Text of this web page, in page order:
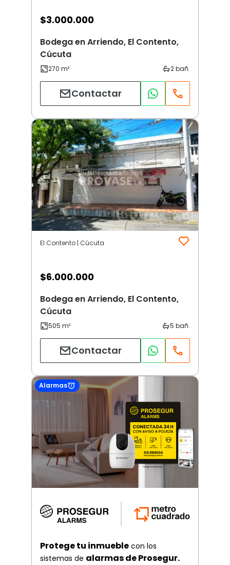
$3.000.000
Bodega en Arriendo, El Contento,
Cúcuta
Contactar
El Contento | Cúcuta
$6.000.000
Bodega en Arriendo, El Contento,
Cúcuta
Contactar
Alarmas
Protege tu inmueble con los
sistemas de alarmas de Prosegur.